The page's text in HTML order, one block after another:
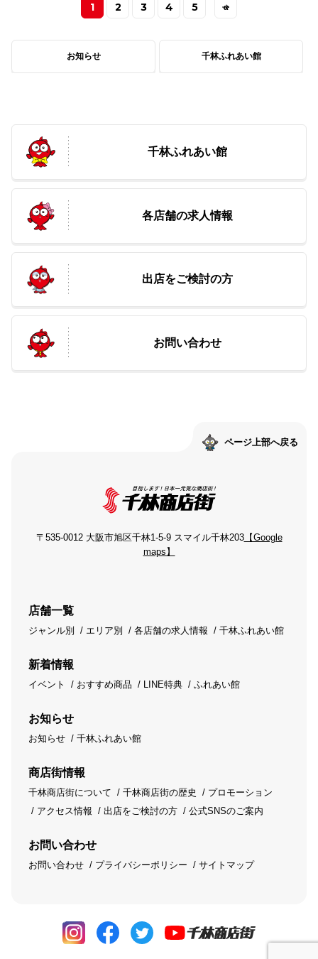
1 2 3 4 5 »
お知らせ 千林ふれあい館
千林ふれあい館
各店舗の求人情報
出店をご検討の方
お問い合わせ
ページ上部へ戻る
〒535-0012 大阪市旭区千林1-5-9 スマイル千林203【Google
maps】
店舗一覧
ジャンル別 エリア別 各店舗の求人情報 千林ふれあい館
新着情報
イベント おすすめ商品 LINE特典 ふれあい館
お知らせ
お知らせ 千林ふれあい館
商店街情報
千林商店街について 千林商店街の歴史
プロモーション
アクセス情報
出店をご検討の方 公式SNSのご案内
お問い合わせ
お問い合わせ プライバシーポリシー サイトマップ